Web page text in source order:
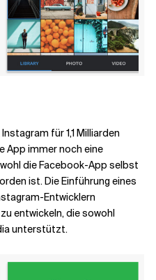
für 1,1 Milliarden
App immer noch eine
die Facebook-App selbst
ist. Die Einführung eines
Entwicklern
entwickeln, die sowohl
unterstützt.